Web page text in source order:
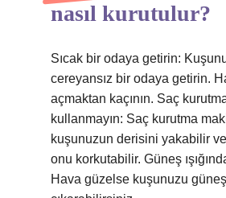
nasıl kurutulur?
Sıcak bir odaya getirin:
cereyansız bir odaya getirin.
açmaktan kaçının. Saç
kullanmayın: Saç kurutma
kuşunuzun derisini yakabilir
onu korkutabilir. Güneş
Hava güzelse kuşunuzu güneş